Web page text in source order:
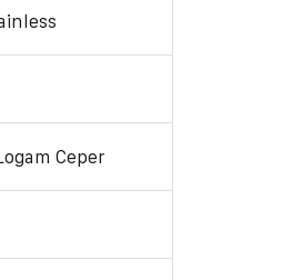
Ceper